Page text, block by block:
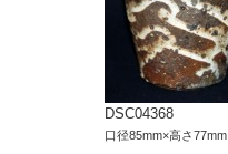
DSC04368
口径85mm×高さ77mm